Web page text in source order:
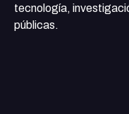
tecnología,
públicas.